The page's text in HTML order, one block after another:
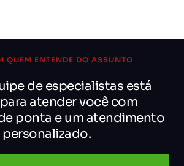
QUEM ENTENDE DO ASSUNTO
de especialistas está
atender você com
ponta e um atendimento
personalizado.